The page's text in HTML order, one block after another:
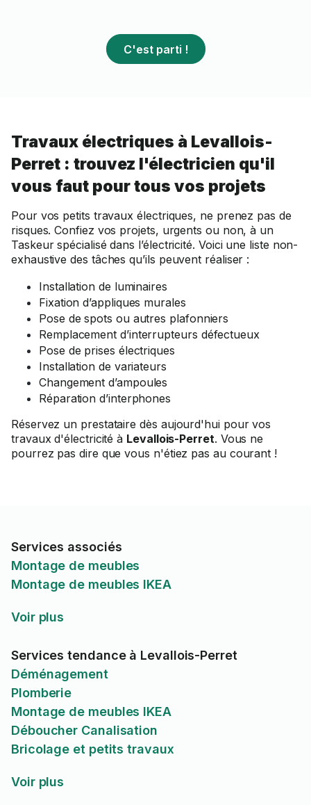
C'est parti !
Travaux électriques à Levallois-
Perret : trouvez l'électricien qu'il
vous faut pour tous vos projets
Pour vos petits travaux électriques, ne prenez pas de
risques. Confiez vos projets, urgents ou non, à un
Taskeur spécialisé dans l’électricité. Voici une liste non-
exhaustive des tâches qu’ils peuvent réaliser :
Installation de luminaires
Fixation d’appliques murales
Pose de spots ou autres plafonniers
Remplacement d’interrupteurs défectueux
Pose de prises électriques
Installation de variateurs
Changement d’ampoules
Réparation d’interphones
Réservez un prestataire dès aujourd'hui pour vos
travaux d'électricité à Levallois-Perret. Vous ne
pourrez pas dire que vous n'étiez pas au courant !
Services associés
Montage de meubles
Montage de meubles IKEA
Voir plus
Services tendance à Levallois-Perret
Déménagement
Plomberie
Montage de meubles IKEA
Déboucher Canalisation
Bricolage et petits travaux
Voir plus